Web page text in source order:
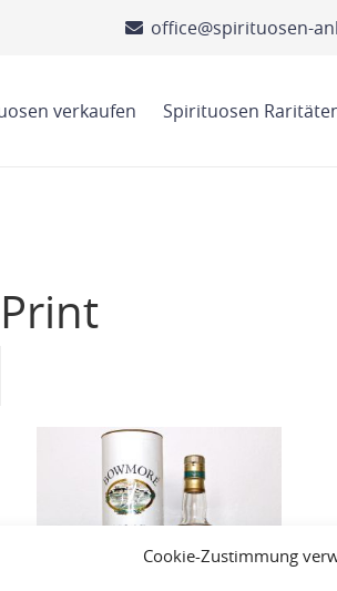
Cookie-Zustimmung
office@spirituosen-
verkaufen Spirituosen